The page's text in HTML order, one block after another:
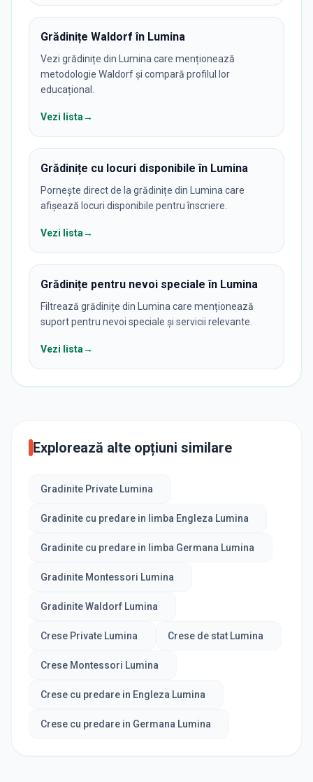
Grădinițe Waldorf în Lumina
Vezi grădinițe din Lumina care menționează
metodologie Waldorf și compară profilul lor
educațional.
Vezi lista→
Grădinițe cu locuri disponibile în Lumina
Pornește direct de la grădinițe din Lumina care
afișează locuri disponibile pentru înscriere.
Vezi lista→
Grădinițe pentru nevoi speciale în Lumina
Filtrează grădinițe din Lumina care menționează
suport pentru nevoi speciale și servicii relevante.
Vezi lista→
Explorează alte opțiuni similare
Gradinite Private Lumina
Gradinite cu predare in limba Engleza Lumina
Gradinite cu predare in limba Germana Lumina
Gradinite Montessori Lumina
Gradinite Waldorf Lumina
Crese Private Lumina Crese de stat Lumina
Crese Montessori Lumina
Crese cu predare in Engleza Lumina
Crese cu predare in Germana Lumina